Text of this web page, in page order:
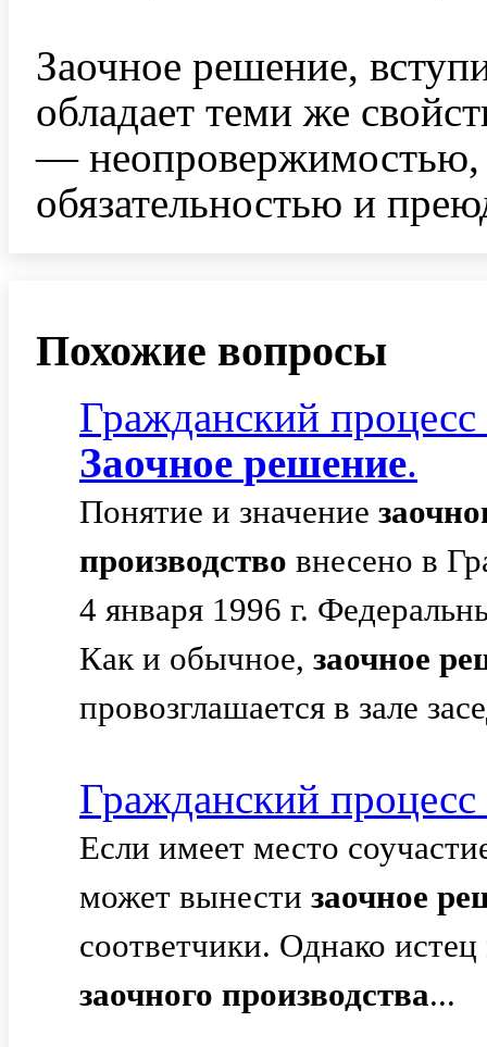
Заочное решение,
обладает теми же
— неопровержимостью,
обязательностью и
Похожие вопросы
Гражданский
Заочное решение.
Понятие и значение
производство внесено в
4 января 1996 г.
Как и обычное, заочное
провозглашается в зале
Гражданский
Если имеет место
может вынести заочное
соответчики. Однако
заочного производства...